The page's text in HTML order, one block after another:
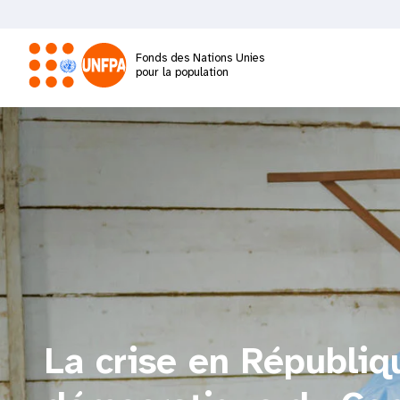
contenu
principal
Fonds des Nations Unies
pour la population
M
a
i
n
n
a
La crise en